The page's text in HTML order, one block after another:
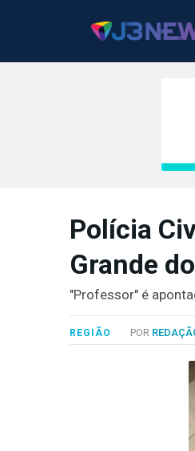
Polícia
Grande
"Professor" é
REGIÃO POR